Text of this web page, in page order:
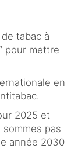
tabac à
pour mettre
en
2025 et
pas
année 2030